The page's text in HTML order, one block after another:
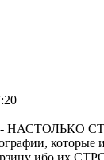
- НАСТОЛЬКО